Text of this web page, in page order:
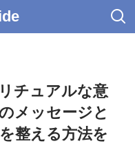
チュアルな意
メッセージと
整える方法を